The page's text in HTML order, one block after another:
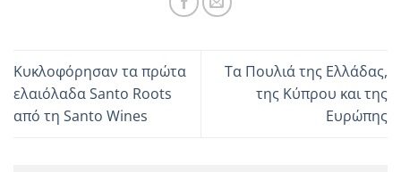
Κυκλοφόρησαν τα πρώτα
ελαιόλαδα Santo Roots
από τη Santo Wines
Τα Πουλιά της Ελλάδας,
της Κύπρου και της
Ευρώπης